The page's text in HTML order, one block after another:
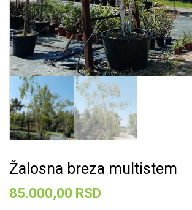
Žalosna breza multistem
85.000,00 RSD